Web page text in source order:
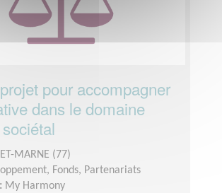
pour accompagner
dans le domaine
MARNE (77)
Fonds, Partenariats
My Harmony